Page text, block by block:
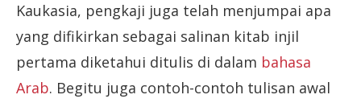
Kaukasia, pengkaji juga telah menjumpai apa
yang difikirkan sebagai salinan kitab injil
pertama diketahui ditulis di dalam bahasa
Arab. Begitu juga contoh-contoh tulisan awal